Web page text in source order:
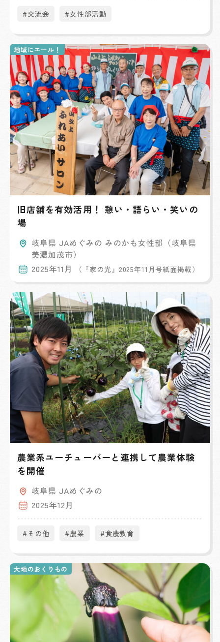
#交流会 #女性部活動
地域にエール！
旧店舗を有効活用！ 憩い・語らい・笑いの
場
岐阜県 JAめぐみの みのかも女性部（岐阜県
美濃加茂市）
2025年11月
（『家の光』2025年11月号紙面掲載）
農業系ユーチューバーと連携して農業体験
を開催
岐阜県 JAめぐみの
2025年12月
#その他 #農業 #食農教育
大地のおくりもの